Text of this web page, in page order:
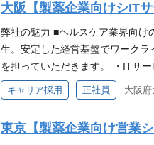
の開発・運用・保守 ・DX、デー
ケア業界に特化したITスペシャリ
実した福利厚生やリモートワー
大阪【製薬企業向けシIT
弊社の魅力 ■ヘルスケア業界向け
生。安定した経営基盤でワーク
を担っていただきます。 ・ITサ
定・維持 ・IT資産管理およびベ
約管理、費用管理、工数管理全
し、それらに対処するための解
キャリア採用 正社員 大阪府
東京【製薬企業向け営業